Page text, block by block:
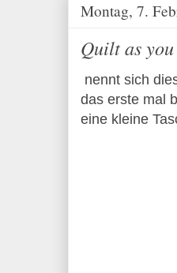
Montag, 7.
Quilt as
nennt sich
das erste mal
eine kleine